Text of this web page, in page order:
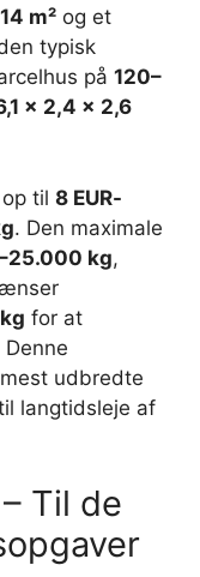
14 m² og et
typisk
på 120–
x 2,4 x 2,6
til 8 EUR-
. Den maximale
kg,
for at
udbredte
langtidsleje af
Til de